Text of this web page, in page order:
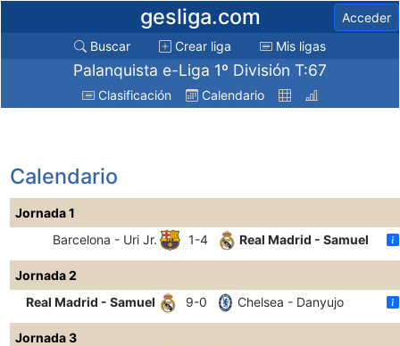
gesliga.com
Acceder
Buscar
Crear liga Mis ligas
Palanquista e-Liga 1º División T:67
Clasificación Calendario
Calendario
Jornada 1
Barcelona - Uri Jr.
1-4 Real Madrid - Samuel
Jornada 2
Real Madrid - Samuel
9-0 Chelsea - Danyujo
Jornada 3